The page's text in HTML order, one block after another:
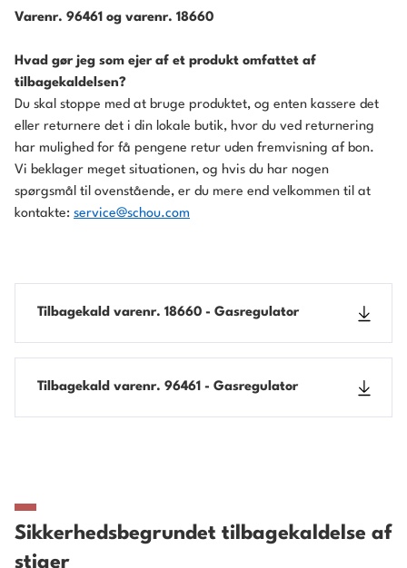
Varenr. 96461 og varenr. 18660
Hvad gør jeg som ejer af et produkt omfattet af
tilbagekaldelsen?
Du skal stoppe med at bruge produktet, og enten kassere det
eller returnere det i din lokale butik, hvor du ved returnering
har mulighed for få pengene retur uden fremvisning af bon.
Vi beklager meget situationen, og hvis du har nogen
spørgsmål til ovenstående, er du mere end velkommen til at
kontakte: service@schou.com
Tilbagekald varenr. 18660 - Gasregulator
Tilbagekald varenr. 96461 - Gasregulator
Sikkerhedsbegrundet tilbagekaldelse af
stiger